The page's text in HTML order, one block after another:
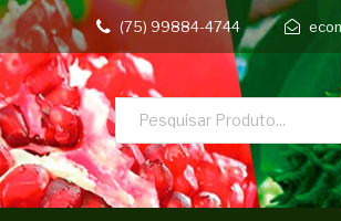
(75) 99884-4744